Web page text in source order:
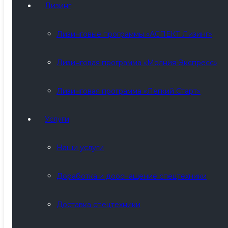
Лизинг
Лизинговые программы «АСПЕКТ Лизинг»
Лизинговая программа «Молния-Экспресс»
Лизинговая программа «Легкий Старт»
Услуги
Наши услуги
Доработка и дооснащение спецтехники
Доставка спецтехники
ISUZU GIGA КМУ DY (DongYang)